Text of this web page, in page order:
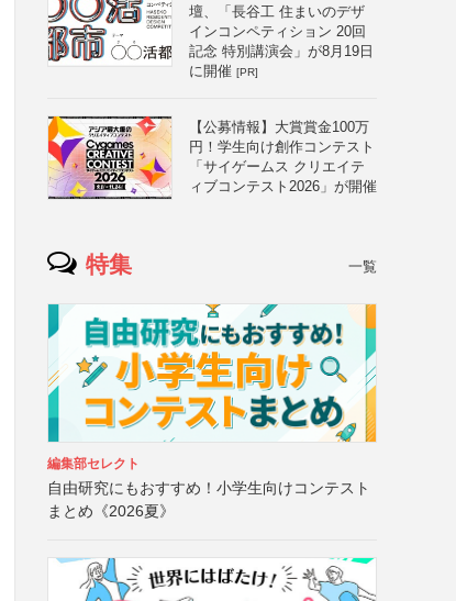
壇、「長谷工 住まいのデザ
インコンペティション 20回
記念 特別講演会」が8月19日
に開催 [PR]
【公募情報】大賞賞金100万
円！学生向け創作コンテスト
「サイゲームス クリエイテ
ィブコンテスト2026」が開催
特集 一覧
編集部セレクト
自由研究にもおすすめ！小学生向けコンテスト
まとめ《2026夏》